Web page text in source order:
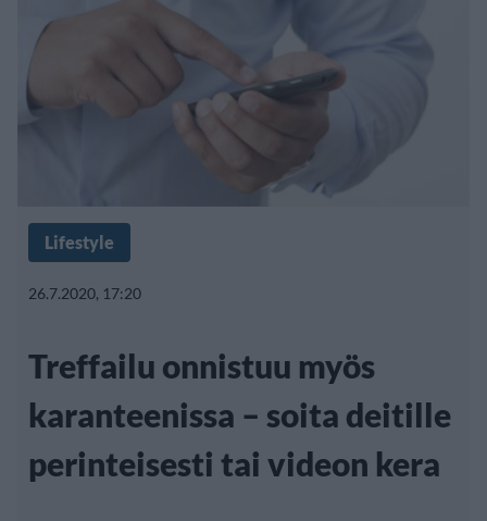
Lifestyle
26.7.2020, 17:20
Treffailu onnistuu myös
karanteenissa – soita deitille
perinteisesti tai videon kera